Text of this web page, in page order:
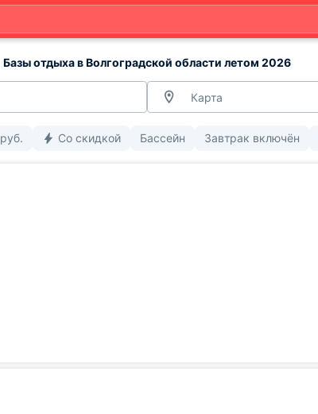
Базы отдыха в Волгоградской области летом 2026
Карта
руб. Со скидкой Бассейн Завтрак включён